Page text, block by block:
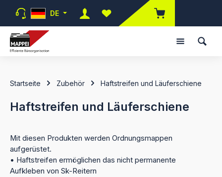
Zum Hauptinhalt springen
DE
Du hast 0 Produkte auf dem
Startseite Zubehör Haftstreifen und Läuferschiene
Haftstreifen und Läuferschiene
Mit diesen Produkten werden Ordnungsmappen
aufgerüstet.
• Haftstreifen ermöglichen das nicht permanente
Aufkleben von Sk-Reitern